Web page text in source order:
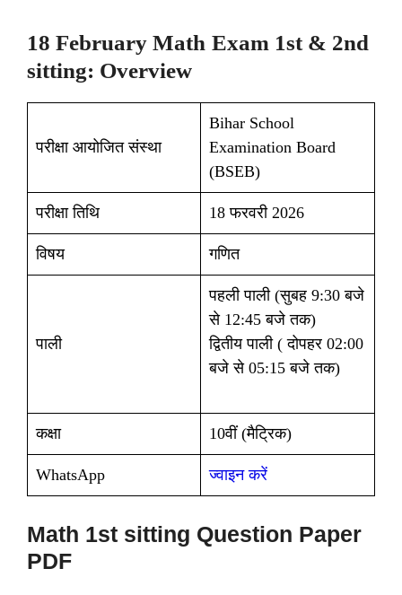
18 February Math Exam 1st & 2nd
sitting: Overview
परीक्षा आयोजित संस्था
Bihar School
Examination Board
(BSEB)
परीक्षा तिथि 18 फरवरी 2026
विषय गणित
पाली
पहली पाली (सुबह 9:30 बजे
से 12:45 बजे तक)
द्वितीय पाली ( दोपहर 02:00
बजे से 05:15 बजे तक)
कक्षा 10वीं (मैट्रिक)
WhatsApp ज्वाइन करें
Math 1st sitting Question Paper
PDF